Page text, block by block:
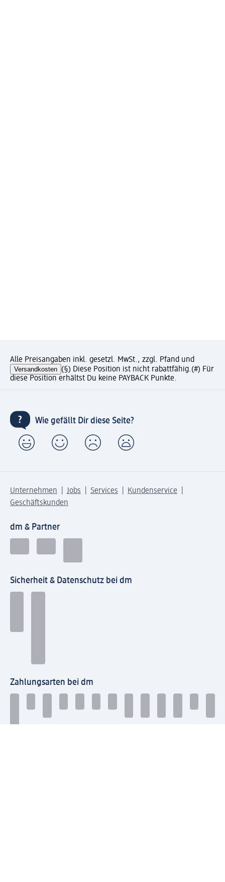
Alle Preisangaben inkl. gesetzl. MwSt., zzgl. Pfand und
Versandkosten (§) Diese Position ist nicht rabattfähig.(#) Für
diese Position erhältst Du keine PAYBACK Punkte.
Wie gefällt Dir diese Seite?
Unternehmen Jobs Services
Kundenservice
Geschäftskunden
dm & Partner
Sicherheit & Datenschutz bei dm
Zahlungsarten bei dm